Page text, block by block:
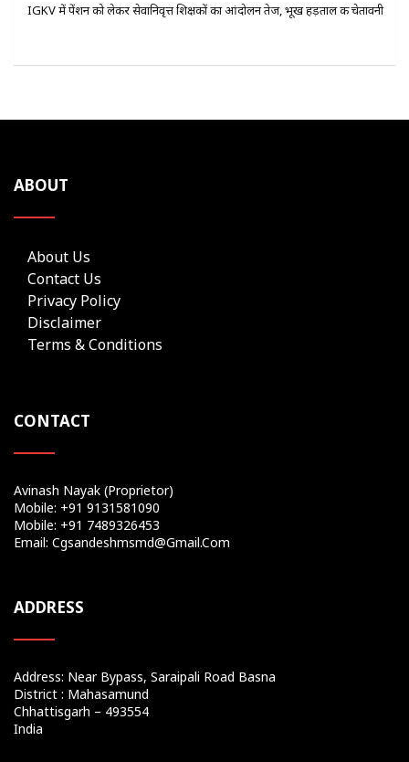
IGKV में पेंशन को लेकर सेवानिवृत्त शिक्षकों का आंदोलन तेज, भूख हड़ताल की चेतावनी
ABOUT
About Us
Contact Us
Privacy Policy
Disclaimer
Terms & Conditions
CONTACT
Avinash Nayak (Proprietor)
Mobile: +91 9131581090
Mobile: +91 7489326453
Email: Cgsandeshmsmd@gmail.com
ADDRESS
Address: Near Bypass, Saraipali Road Basna
District : Mahasamund
Chhattisgarh – 493554
India